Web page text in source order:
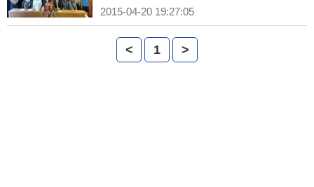
2015-04-20 19:27:05
< 1 >